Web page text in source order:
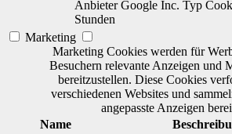
Anbieter Google Inc. Typ
Stunden
Marketing
Marketing Cookies werden für
Besuchern relevante Anzeigen und
bereitzustellen. Diese Cookies
verschiedenen Websites und
angepasste Anzeigen
Name